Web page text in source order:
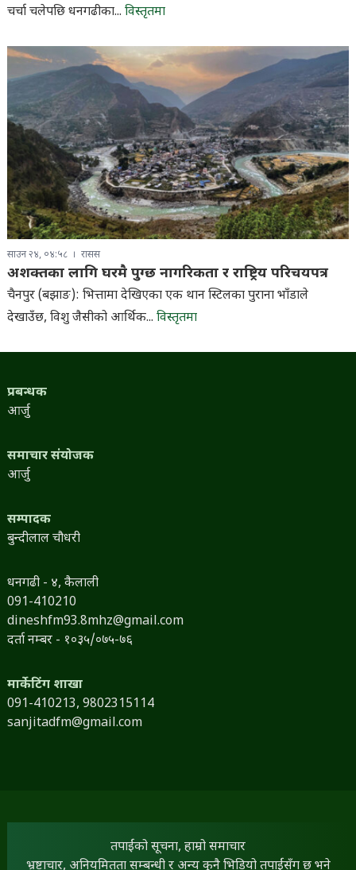
चर्चा चलेपछि धनगढीका... विस्तृतमा
साउन २४, ०४:५८ रासस
अशक्तका लागि घरमै पुग्छ नागरिकता र राष्ट्रिय परिचयपत्र
चैनपुर (बझाङ): भित्तामा देखिएका एक थान स्टिलका पुराना भाँडाले
देखाउँछ, विशु जैसीको आर्थिक... विस्तृतमा
प्रबन्धक
आर्जु
समाचार संयोजक
आर्जु
सम्पादक
बुन्दीलाल चौधरी
धनगढी - ४, कैलाली
091-410210
dineshfm93.8mhz@gmail.com
दर्ता नम्बर - १०३५/०७५-७६
मार्केटिंग शाखा
091-410213, 9802315114
sanjitadfm@gmail.com
तपाईंको सूचना, हाम्रो समाचार
भ्रष्टाचार, अनियमितता सम्बन्धी र अन्य कुनै भिडियो तपाईंसँग छ भने